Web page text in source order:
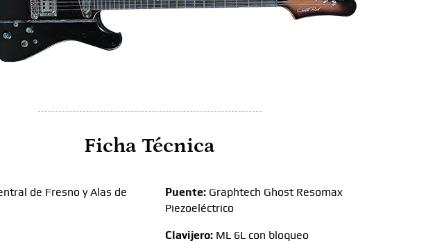
Ficha Técnica
de Fresno y Alas de
Puente: Graphtech Ghost Resomax
Piezoeléctrico
Clavijero: ML 6L con bloqueo